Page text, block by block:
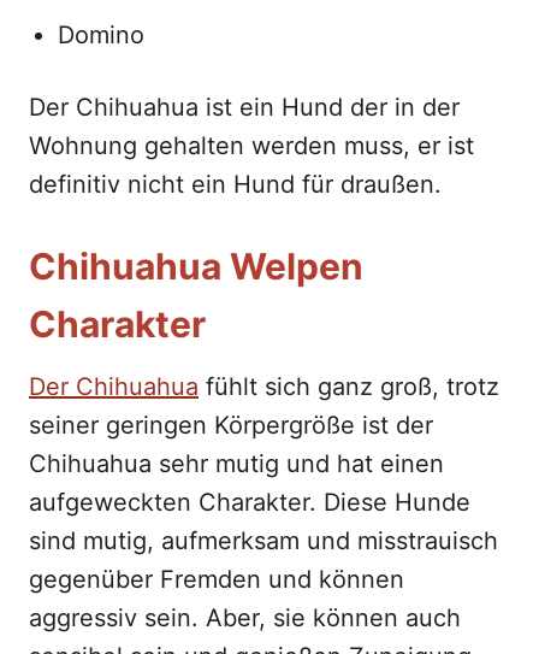
Domino
Der Chihuahua ist ein Hund der in der
Wohnung gehalten werden muss, er ist
definitiv nicht ein Hund für draußen.
Chihuahua Welpen
Charakter
Der Chihuahua fühlt sich ganz groß, trotz
seiner geringen Körpergröße ist der
Chihuahua sehr mutig und hat einen
aufgeweckten Charakter. Diese Hunde
sind mutig, aufmerksam und misstrauisch
gegenüber Fremden und können
aggressiv sein. Aber, sie können auch